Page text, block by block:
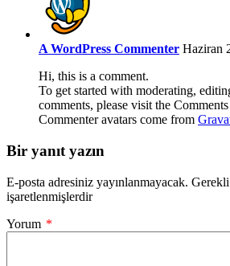
A WordPress Commenter Haziran
Hi, this is a comment.
To get started with moderating,
comments, please visit the
Commenter avatars come from
Bir yanıt yazın
E-posta adresiniz yayınlanmayacak.
işaretlenmişlerdir
Yorum *